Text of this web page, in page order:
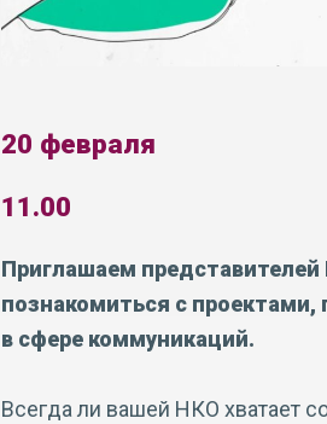
20 февраля
11.00
Приглашаем
познакомиться с
в сфере коммуникаций.
Всегда ли вашей НКО хватает